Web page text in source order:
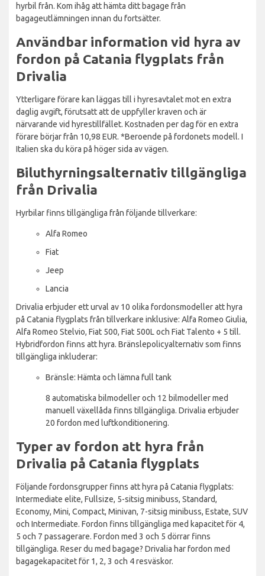
hyrbil från. Kom ihåg att hämta ditt bagage från
bagageutlämningen innan du fortsätter.
Användbar information vid hyra av
fordon på Catania flygplats från
Drivalia
Ytterligare förare kan läggas till i hyresavtalet mot en extra
daglig avgift, förutsatt att de uppfyller kraven och är
närvarande vid hyrestillfället. Kostnaden per dag för en extra
förare börjar från 10,98 EUR. *Beroende på fordonets modell. I
Italien ska du köra på höger sida av vägen.
Biluthyrningsalternativ tillgängliga
från Drivalia
Hyrbilar finns tillgängliga från följande tillverkare:
Alfa Romeo
Fiat
Jeep
Lancia
Drivalia erbjuder ett urval av 10 olika fordonsmodeller att hyra
på Catania flygplats från tillverkare inklusive: Alfa Romeo Giulia,
Alfa Romeo Stelvio, Fiat 500, Fiat 500L och Fiat Talento + 5 till.
Hybridfordon finns att hyra. Bränslepolicyalternativ som finns
tillgängliga inkluderar:
Bränsle: Hämta och lämna full tank
8 automatiska bilmodeller och 12 bilmodeller med
manuell växellåda finns tillgängliga. Drivalia erbjuder
20 fordon med luftkonditionering.
Typer av fordon att hyra från
Drivalia på Catania flygplats
Följande fordonsgrupper finns att hyra på Catania flygplats:
Intermediate elite, Fullsize, 5-sitsig minibuss, Standard,
Economy, Mini, Compact, Minivan, 7-sitsig minibuss, Estate, SUV
och Intermediate. Fordon finns tillgängliga med kapacitet för 4,
5 och 7 passagerare. Fordon med 3 och 5 dörrar finns
tillgängliga. Reser du med bagage? Drivalia har fordon med
bagagekapacitet för 1, 2, 3 och 4 resväskor.